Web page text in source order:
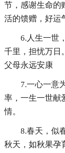
节，感谢生命的
活的馈赠，好运
6.人生一世
千里，担忧万日
父母永远安康
7.一心一意
率，一生一世献
情。
8.春天，似
秋天，如秋果孕